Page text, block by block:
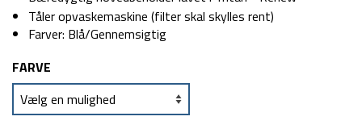
Tåler opvaskemaskine (filter skal skylles rent)
Farver: Blå/Gennemsigtig
FARVE